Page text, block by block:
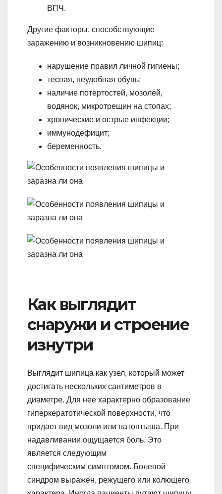
ВПЧ.
Другие факторы, способствующие
заражению и возникновению шипиц:
нарушение правил личной гигиены;
тесная, неудобная обувь;
наличие потертостей, мозолей,
водянок, микротрещин на стопах;
хронические и острые инфекции;
иммунодефицит;
беременность.
Как выглядит
снаружи и строение
изнутри
Выглядит шипица как узел, который может
достигать нескольких сантиметров в
диаметре. Для нее характерно образование
гиперкератотической поверхности, что
придает вид мозоли или натоптыша. При
надавливании ощущается боль. Это
является следующим
специфическим симптомом. Болевой
синдром выражен, режущего или колющего